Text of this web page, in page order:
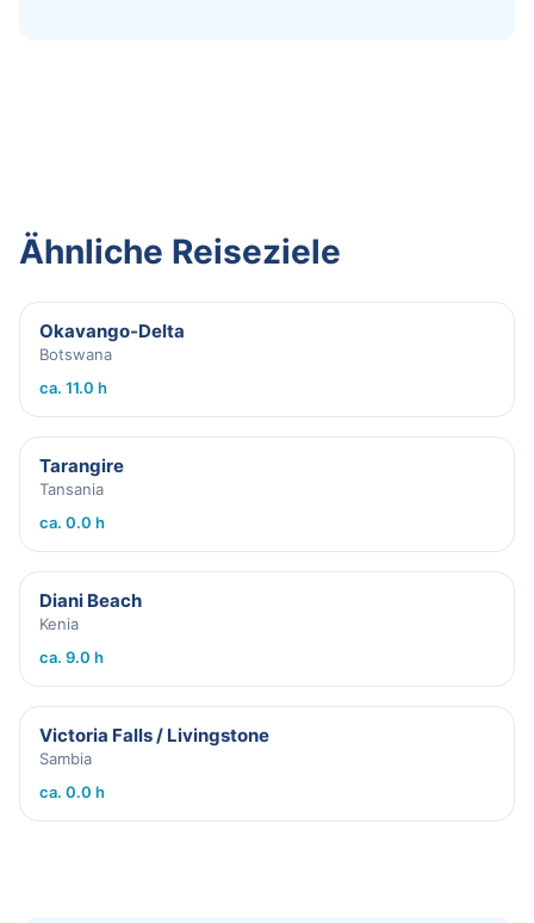
Ähnliche Reiseziele
Okavango-Delta
Botswana
ca. 11.0 h
Tarangire
Tansania
ca. 0.0 h
Diani Beach
Kenia
ca. 9.0 h
Victoria Falls / Livingstone
Sambia
ca. 0.0 h